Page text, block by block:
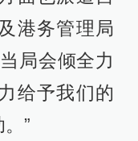
港务管理局
局会倾全力
给予我们的
”